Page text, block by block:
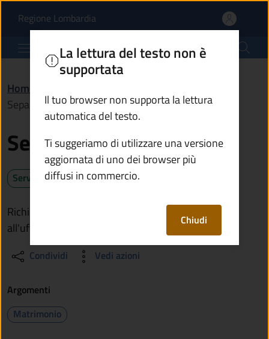
Separazione e divorzio
Regione Lombardia(apre in un'altra scheda).
Comune di Malonno
Home
Separazione e divorzio
Separazione e divorzio
Servizio attivo
Richiedi la separazione o il divorzio rivolgendoti
all'ufficio di stato civile del Comune
Condividi Vedi azioni
La lettura del testo non è
supportata
Il tuo browser non supporta la lettura
automatica del testo.
Ti suggeriamo di utilizzare una versione
aggiornata di uno dei browser più
diffusi in commercio.
Chiudi
Argomenti
Matrimonio